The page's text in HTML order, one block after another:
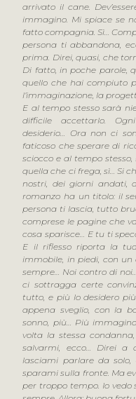
arrivato il cane.
immagino. Mi spiace se
fatto compagnia. Sì…
persona ti abbandona,
prima. Direi, quasi, che
Di fatto, in poche parole,
quello che hai compiuto
l’immaginazione, la
E al tempo stesso sarà
difficile accettarlo.
desiderio… Ora non ci
faticoso che sperare di
sciocco e al tempo
quella che ci frega, sì… Si
nostri, dei giorni andati,
romanzo ha un titolo: il
persona ti lascia, tutto
comprese le pagine che
cosa sparisce… E tu ti
E il riflesso riporta la
immobile, in piedi, con un
sempre… Noi contro di
ci sottragga certe
tutto, e più lo desidero
appena sveglio, con la
sonno, più… Più
volta la stessa
salvarmi, ecco… Direi
lasciami parlare da
sparami sulla fronte. Ma
per troppo tempo. Io vedo